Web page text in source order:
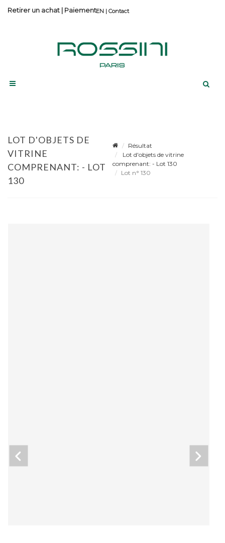
Contact
Retirer un achat | Paiement
LOT D'OBJETS DE
VITRINE
COMPRENANT: - LOT
130
Résultat
Lot d'objets de vitrine
comprenant: - Lot 130
Lot n° 130